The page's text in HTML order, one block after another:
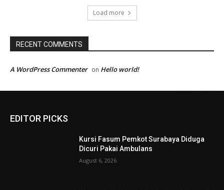
Load more
RECENT COMMENTS
A WordPress Commenter on Hello world!
EDITOR PICKS
Kursi Fasum Pemkot Surabaya Diduga
Dicuri Pakai Ambulans
August 6, 2026